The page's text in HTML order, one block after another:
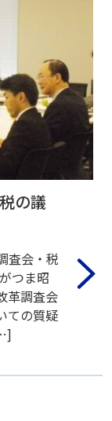
の議
査会・税
つま昭
革調査会
ての質疑